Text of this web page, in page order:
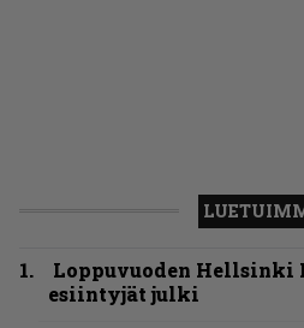
Loppuvuoden Hellsinki
esiintyjät julki